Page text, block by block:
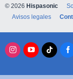
© 2026 Hispasonic
Avisos legales